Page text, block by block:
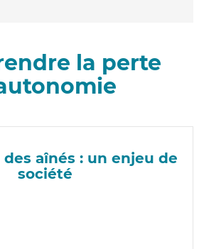
la perte
aînés : un enjeu de
société